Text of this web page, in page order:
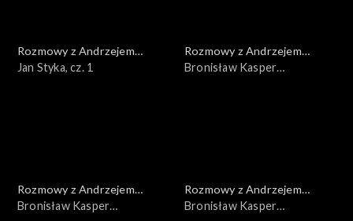
Rozmowy z Andrzejem
Doboszem
Jan Styka, cz. 1
Rozmowy z Andrzejem
Doboszem
Bronisław Kasper
Rozmowy z Andrzejem
Doboszem
Bronisław Kasper
Rozmowy z Andrzejem
Doboszem
Bronisław Kasper